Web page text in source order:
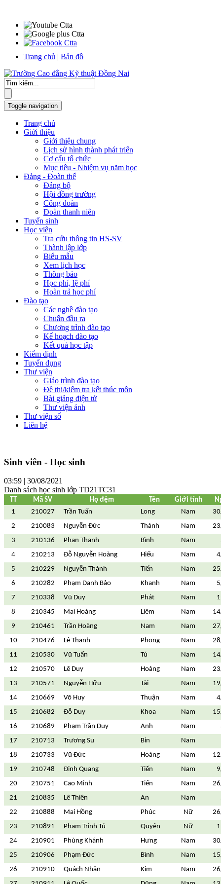
Trang chủ | Bản đồ
Toggle navigation
Trang chủ
Giới thiệu
Giới thiệu chung
Lịch sử hình thành phát triển
Cơ cấu tổ chức
Mục tiêu - Nhiệm vụ năm học
Đảng - Đoàn thể
Đảng bộ
Hội đồng trường
Công đoàn
Đoàn thanh niên
Tuyển sinh
Học viên
Tra cứu thông tin HS-SV
Thành lập lớp
Biểu mẫu
Xem lịch học
Thông báo
Học phí, lệ phí
Hoàn trả học phí
Đào tạo
Các nghề đào tạo
Chuẩn đầu ra
Chương trình đào tạo
Kế hoạch đào tạo
Kết quả học tập
Kiểm định
Tuyển dụng
Thư viện
Giáo trình đào tạo
Đề thi/kiểm tra kết thúc môn
Bài giảng điện tử
Thư viện ảnh
Thư viện số
Liên hệ
Sinh viên - Học sinh
03:59 | 30/08/2021
Danh sách học sinh lớp TD21TC31
TT Mã SV Họ đệm Tên Giới tính
1
210027 Trần Tuấn Long Nam
2
210083 Nguyễn Đức Thành Nam
3
210136 Phan Thanh Bình Nam
4
210213 Đỗ Nguyễn Hoàng Hiếu Nam
5
210229 Nguyễn Thành Tiến Nam
6
210282 Phạm Danh Bảo Khanh Nam
7
210338 Vũ Duy Phát Nam
8
210345 Mai Hoàng Liêm Nam
9
210461 Trần Hoàng Nam Nam
10
210476 Lê Thanh Phong Nam
11
210530 Vũ Tuấn Tú Nam
12
210570 Lê Duy Hoàng Nam
13
210571 Nguyễn Hữu Tài Nam
14
210669 Võ Huy Thuận Nam
15
210682 Đỗ Duy Khoa Nam
16
210689 Phạm Trần Duy Anh Nam
17
210713 Trương Su Bin Nam
18
210733 Vũ Đức Hoàng Nam
19
210748 Đinh Quang Tiến Nam
20
210751 Cao Minh Tiến Nam
21
210835 Lê Thiên An Nam
22
210888 Mai Hồng Phúc Nữ
23
210891 Phạm Trịnh Tú Quyên Nữ
24
210901 Phùng Khánh Hưng Nam
25
210906 Phạm Đức Bình Nam
26
210910 Quách Nhân Kim Nam